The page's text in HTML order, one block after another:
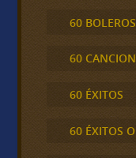
60
60
60 ÉXITOS
60 ÉXITOS